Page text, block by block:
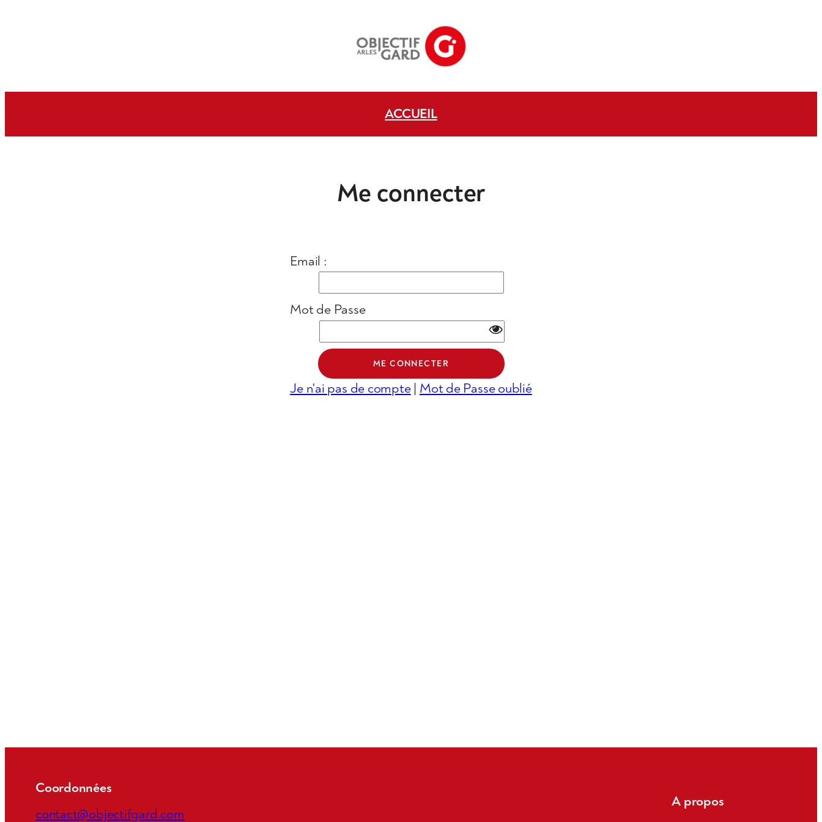
ACCUEIL
Me connecter
Email :
Mot de Passe
Je n'ai pas de compte| Mot de Passe oublié
Coordonnées
contact@objectifgard.com
A propos